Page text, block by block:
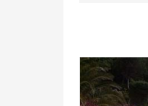
Dirección